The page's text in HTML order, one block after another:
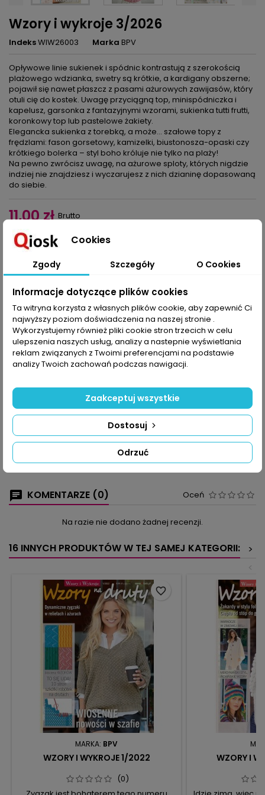
Wzory i wykroje 3/2026
IndeksWIW26003 Marka BPV
Opływowe linie sukienek i spódnic kontrastują z szerokością
plażowego wdzianka, swetry są krótkie, a kardigany obszerne;
pojawił się nawet płaszcz z pasami ażurowych zawijasów, który
otuli cię do kostek. Uwagę przyciągną top, minispódniczka i
kapelusz, garsonka z fantazyjnymi wzorami, sukienka tutti frutti,
koronkowy top lub pastelowe żakiety.
Elegancka sukienka z torebką, a może... szałowe topy z
frędzlami: fason gorsetowy, kamizelki, biustonosza-opaski czy
krótkiego bolerka – styl boho króluje nie tylko na plaży!
Na pewno zwrócisz uwagę, na ażurowe sploty, których nigdzie
indziej nie znajdziesz i wyczarujesz z nich dzianinę dopasowaną
do siebie.
11,00 zł Brutto
Ilość 
OPIS SZCZEGÓŁY PRODUKTU
Opływowe linie sukienek i spódnic kontrastują z szerokością
plażowego wdzianka, swetry są krótkie, a kardigany obszerne;
kapelusz, garsonka z fantazyjnymi wzorami, sukienka tutti frutti,
koronkowy top lub pastelowe żakiety.
Elegancka sukienka z torebką, a może... szałowe topy z
frędzlami: fason gorsetowy, kamizelki, biustonosza-opaski czy
krótkiego bolerka – styl boho króluje nie tylko na plaży!
Na pewno zwrócisz uwagę, na ażurowe sploty, których nigdzie
indziej nie znajdziesz i wyczarujesz z nich dzianinę dopasowaną
KOMENTARZE (0) Oceń
Na razie nie dodano żadnej recenzji.
16 INNYCH PRODUKTÓW W TEJ SAMEJ KATEGORII:
>
<
MARKA: BPV
WZORY I WYKROJE 1/2022
(0)
favorite_border
WZORY I
Cookies
Zgody Szczegóły O Cookies
Informacje dotyczące plików cookies
Ta witryna korzysta z własnych plików cookie, aby zapewnić Ci
najwyższy poziom doświadczenia na naszej stronie .
Wykorzystujemy również pliki cookie stron trzecich w celu
ulepszenia naszych usług, analizy a nastepnie wyświetlania
reklam związanych z Twoimi preferencjami na podstawie
analizy Twoich zachowań podczas nawigacji.
Odrzuć
Dostosuj
Zaakceptuj wszystkie